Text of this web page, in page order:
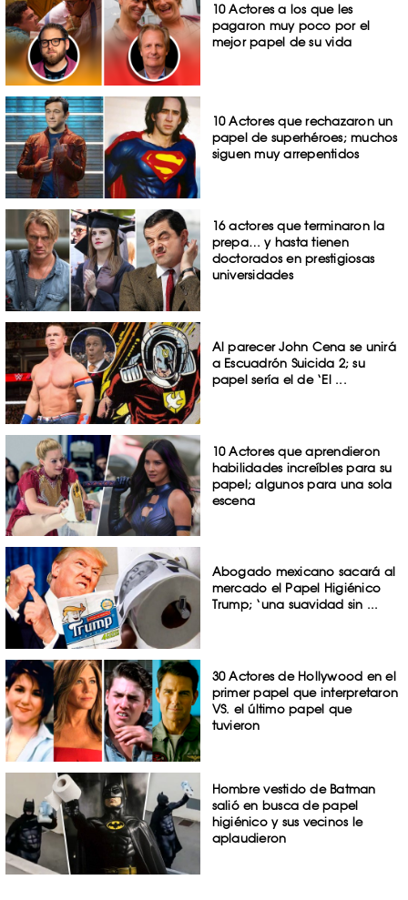
10 Actores a los que les
pagaron muy poco por el
mejor papel de su vida
10 Actores que rechazaron un
papel de superhéroes; muchos
siguen muy arrepentidos
16 actores que terminaron la
prepa… y hasta tienen
doctorados en prestigiosas
universidades
Al parecer John Cena se unirá
a Escuadrón Suicida 2; su
papel sería el de ‘El ...
10 Actores que aprendieron
habilidades increíbles para su
papel; algunos para una sola
escena
Abogado mexicano sacará al
mercado el Papel Higiénico
Trump; ‘una suavidad sin ...
30 Actores de Hollywood en el
primer papel que interpretaron
VS. el último papel que
tuvieron
Hombre vestido de Batman
salió en busca de papel
higiénico y sus vecinos le
aplaudieron